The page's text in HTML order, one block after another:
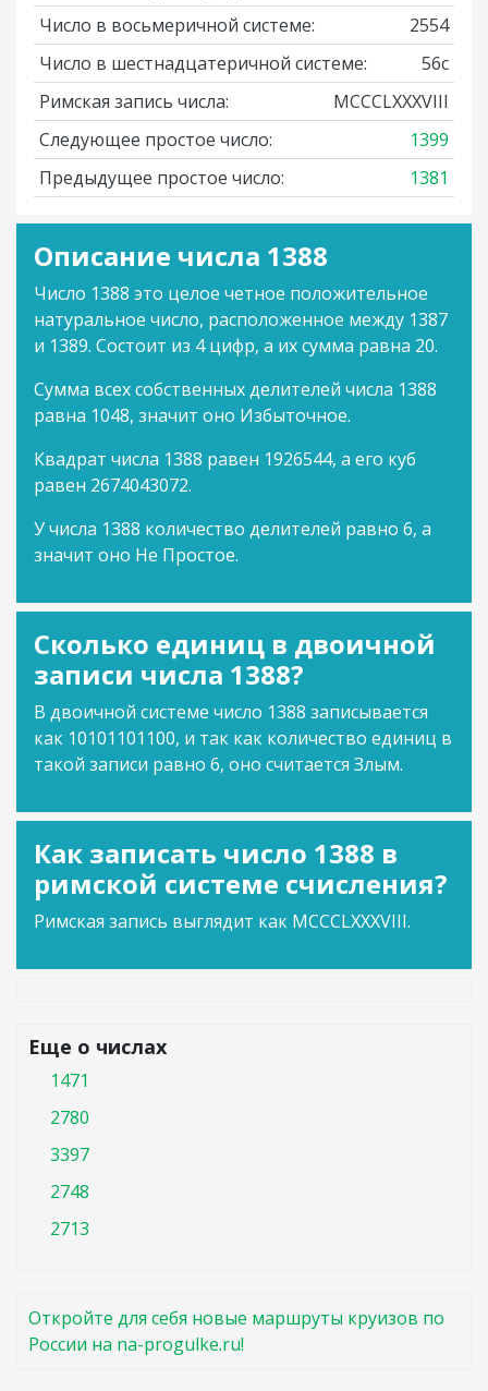
Число в восьмеричной системе:
2554
Число в шестнадцатеричной системе:
56c
Римская запись числа:
MCCCLXXXVIII
Следующее простое число:
1399
Предыдущее простое число:
1381
Описание числа 1388
Число 1388 это целое четное положительное
натуральное число, расположенное между 1387
и 1389. Состоит из 4 цифр, а их сумма равна 20.
Сумма всех собственных делителей числа 1388
равна 1048, значит оно Избыточное.
Квадрат числа 1388 равен 1926544, а его куб
равен 2674043072.
У числа 1388 количество делителей равно 6, а
значит оно Не Простое.
Сколько единиц в двоичной
записи числа 1388?
В двоичной системе число 1388 записывается
как 10101101100, и так как количество единиц в
такой записи равно 6, оно считается Злым.
Как записать число 1388 в
римской системе счисления?
Римская запись выглядит как MCCCLXXXVIII.
Еще о числах
1471
2780
3397
2748
2713
Откройте для себя новые маршруты круизов по
России на na-progulke.ru!